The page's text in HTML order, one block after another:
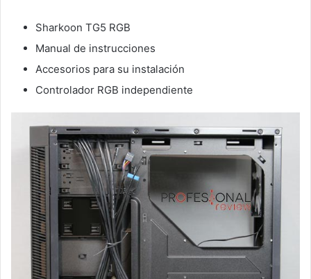
Sharkoon TG5 RGB
Manual de instrucciones
Accesorios para su instalación
Controlador RGB independiente